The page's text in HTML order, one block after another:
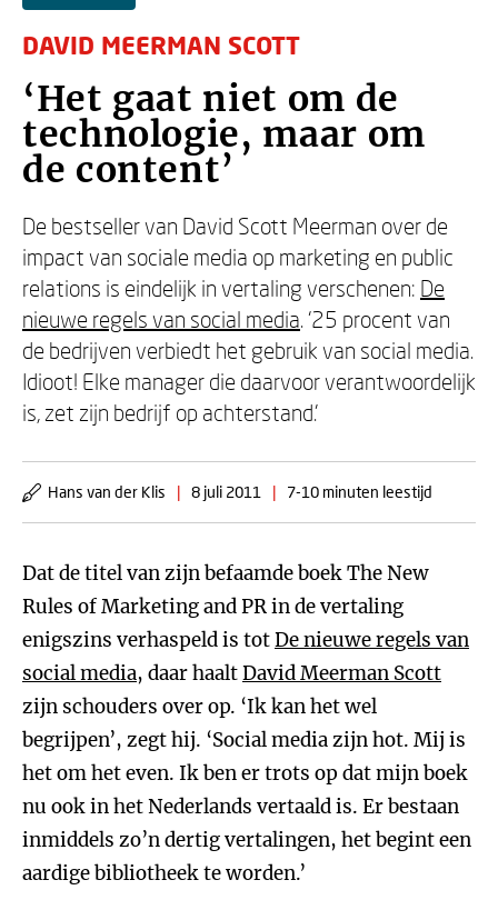
DAVID MEERMAN SCOTT
‘Het gaat niet om de
technologie, maar om
de content’
De bestseller van David Scott Meerman over de
impact van sociale media op marketing en public
relations is eindelijk in vertaling verschenen: De
nieuwe regels van social media. ‘25 procent van
de bedrijven verbiedt het gebruik van social media.
Idioot! Elke manager die daarvoor verantwoordelijk
is, zet zijn bedrijf op achterstand.’
Hans van der Klis | 8 juli 2011 | 7-10 minuten leestijd
Dat de titel van zijn befaamde boek The New
Rules of Marketing and PR in de vertaling
enigszins verhaspeld is totDe nieuwe regels van
social media, daar haaltDavid Meerman Scott
zijn schouders over op. ‘Ik kan het wel
begrijpen’, zegt hij. ‘Social media zijn hot. Mij is
het om het even. Ik ben er trots op dat mijn boek
nu ook in het Nederlands vertaald is. Er bestaan
inmiddels zo’n dertig vertalingen, het begint een
aardige bibliotheek te worden.’